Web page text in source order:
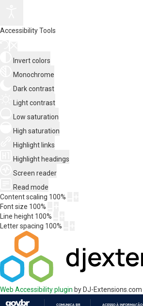
Accessibility Tools
Invert colors
Monochrome
Dark contrast
Light contrast
Low saturation
High saturation
Highlight links
Highlight headings
Screen reader
Read mode
Content scaling 100%
Font size 100%
Line height 100%
Letter spacing 100%
Web Accessibility plugin by DJ-Extensions.com
COMUNICA BR ACESSO À INFORMAÇÃO